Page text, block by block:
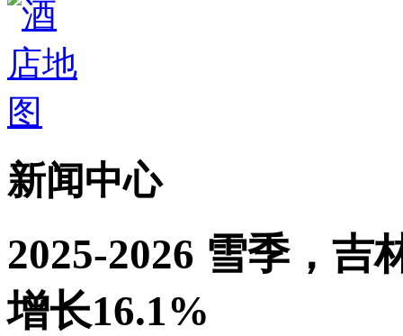
新闻中心
2025-2026 雪季，吉
增长16.1%